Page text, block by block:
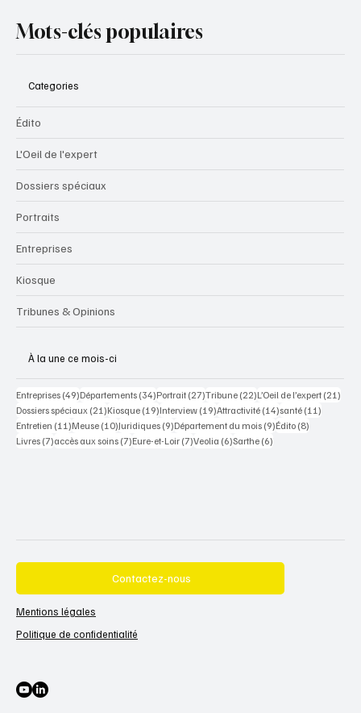
Mots-clés populaires
Categories
Édito
L'Oeil de l'expert
Dossiers spéciaux
Portraits
Entreprises
Kiosque
Tribunes & Opinions
À la une ce mois-ci
Entreprises (49)49 posts
Départements (34)34 posts
Portrait (27)27 posts
Tribune (22)22 posts
L’Oeil de l’expert (21)
Dossiers spéciaux (21)21 posts
Kiosque (19)19 posts
Interview (19)19 posts
Attractivité (14)14 posts
santé (11)
Entretien (11)11 posts
Meuse (10)10 posts
Juridiques (9)9 posts
Département du mois (9)9 posts
Édito (8)
Livres (7)7 posts
accès aux soins (7)7 posts
Eure-et-Loir (7)7 posts
Veolia (6)6 posts
Sarthe (6)
Contactez-nous
Mentions légales
Politique de confidentialité